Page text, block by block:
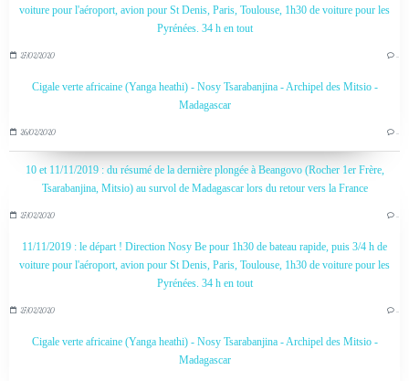
voiture pour l'aéroport, avion pour St Denis, Paris, Toulouse, 1h30 de voiture pour les
Pyrénées. 34 h en tout
27/02/2020 …
Cigale verte africaine (Yanga heathi) - Nosy Tsarabanjina - Archipel des Mitsio -
Madagascar
26/02/2020 …
10 et 11/11/2019 : du résumé de la dernière plongée à Beangovo (Rocher 1er Frère,
Tsarabanjina, Mitsio) au survol de Madagascar lors du retour vers la France
27/02/2020 …
11/11/2019 : le départ ! Direction Nosy Be pour 1h30 de bateau rapide, puis 3/4 h de
voiture pour l'aéroport, avion pour St Denis, Paris, Toulouse, 1h30 de voiture pour les
Pyrénées. 34 h en tout
27/02/2020 …
Cigale verte africaine (Yanga heathi) - Nosy Tsarabanjina - Archipel des Mitsio -
Madagascar